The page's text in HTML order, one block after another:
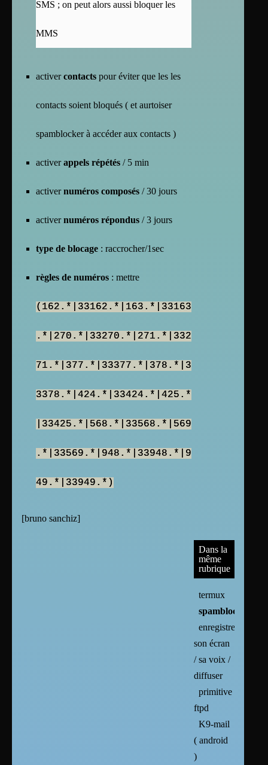
SMS ; on peut alors aussi bloquer les
MMS
activercontacts pour éviter que les les
contacts soient bloqués ( et aurtoiser
spamblocker à accéder aux contacts )
activerappels répétés / 5 min
activernuméros composés / 30 jours
activernuméros répondus / 3 jours
type de blocage : raccrocher/1sec
règles de numéros : mettre
(162.*|33162.*|163.*|33163
.*|270.*|33270.*|271.*|332
71.*|377.*|33377.*|378.*|3
3378.*|424.*|33424.*|425.*
|33425.*|568.*|33568.*|569
.*|33569.*|948.*|33948.*|9
49.*|33949.*)
[bruno sanchiz]
Dans la
même
rubrique
termux
spamblocker
enregistrer
son écran
/ sa voix /
diffuser
primitive
ftpd
K9-mail
( android
)